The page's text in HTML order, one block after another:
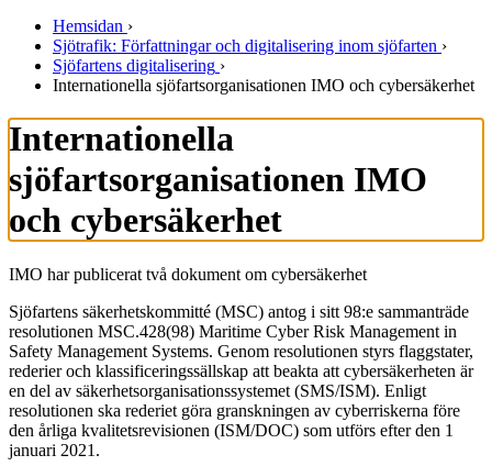
Hemsidan ›
Sjötrafik: Författningar och digitalisering inom sjöfarten ›
Sjöfartens digitalisering ›
Internationella sjöfartsorganisationen IMO och cybersäkerhet
Internationella
sjöfartsorganisationen IMO
och cybersäkerhet
IMO har publicerat två dokument om cybersäkerhet
Sjöfartens säkerhetskommitté (MSC) antog i sitt 98:e sammanträde
resolutionen MSC.428(98) Maritime Cyber Risk Management in
Safety Management Systems. Genom resolutionen styrs flaggstater,
rederier och klassificeringssällskap att beakta att cybersäkerheten är
en del av säkerhetsorganisationssystemet (SMS/ISM). Enligt
resolutionen ska rederiet göra granskningen av cyberriskerna före
den årliga kvalitetsrevisionen (ISM/DOC) som utförs efter den 1
januari 2021.